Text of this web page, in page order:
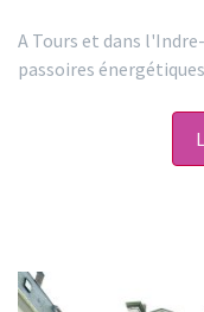
A Tours et dans
passoires